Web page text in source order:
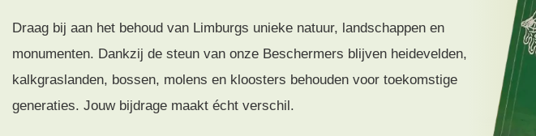
Draag bij aan het behoud van Limburgs unieke natuur, landschappen en
monumenten. Dankzij de steun van onze Beschermers blijven heidevelden,
kalkgraslanden, bossen, molens en kloosters behouden voor toekomstige
generaties. Jouw bijdrage maakt écht verschil.